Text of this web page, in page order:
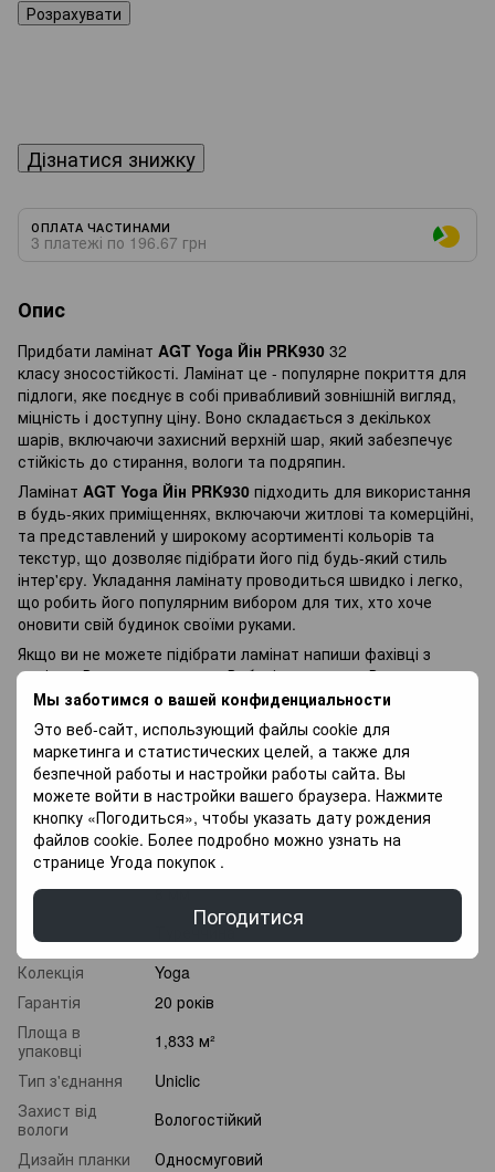
Мы заботимся о вашей конфиденциальности
Это веб-сайт, использующий файлы cookie для
маркетинга и статистических целей, а также для
безпечной работы и настройки работы сайта. Вы
можете войти в настройки вашего браузера. Нажмите
кнопку «Погодиться», чтобы указать дату рождения
файлов cookie. Более подробно можно узнать на
странице Угода покупок .
Погодитися
Розрахувати
Дізнатися знижку
ОПЛАТА ЧАСТИНАМИ
3 платежі по 196.67 грн
Опис
Придбати ламінат AGT Yoga Йін PRK930 32
класу зносостійкості. Ламінат це - популярне покриття для
підлоги, яке поєднує в собі привабливий зовнішній вигляд,
міцність і доступну ціну. Воно складається з декількох
шарів, включаючи захисний верхній шар, який забезпечує
стійкість до стирання, вологи та подряпин.
Ламінат AGT Yoga Йін PRK930 підходить для використання
в будь-яких приміщеннях, включаючи житлові та комерційні,
та представлений у широкому асортименті кольорів та
текстур, що дозволяє підібрати його під будь-який стиль
інтер'єру. Укладання ламінату проводиться швидко і легко,
що робить його популярним вибором для тих, хто хоче
оновити свій будинок своїми руками.
Якщо ви не можете підібрати ламінат напиши фахівці з
радістю Вам допоможуть у Виборі, так само у Вас є
можливість Придбати покриття для підлоги в оплату
частинами, і оплачувати різними платежами протягом 3
місяців.
Характеристики
Клас
зносостійкості
32 клас
Товщина
8 мм
виробник
Колекція
Yoga
Гарантія
20 років
Площа в
упаковці
1,833 м²
Тип з'єднання
Uniclic
Захист від
вологи
Вологостійкий
Дизайн планки
Односмуговий